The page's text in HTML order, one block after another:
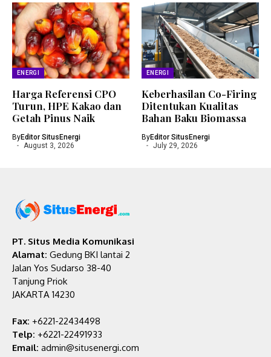
ENERGI
Harga Referensi CPO
Turun, HPE Kakao dan
Getah Pinus Naik
ByEditor SitusEnergi
August 3, 2026
ENERGI
Keberhasilan Co-Firing
Ditentukan Kualitas
Bahan Baku Biomassa
ByEditor SitusEnergi
July 29, 2026
PT. Situs Media Komunikasi
Alamat: Gedung BKI lantai 2
Jalan Yos Sudarso 38-40
Tanjung Priok
JAKARTA 14230
Fax: +6221-22434498
Telp: +6221-22491933
Email: admin@situsenergi.com